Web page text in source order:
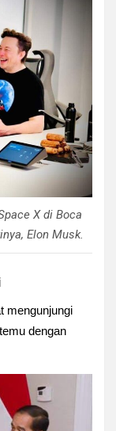
X di Boca
Elon Musk.
mengunjungi
dengan